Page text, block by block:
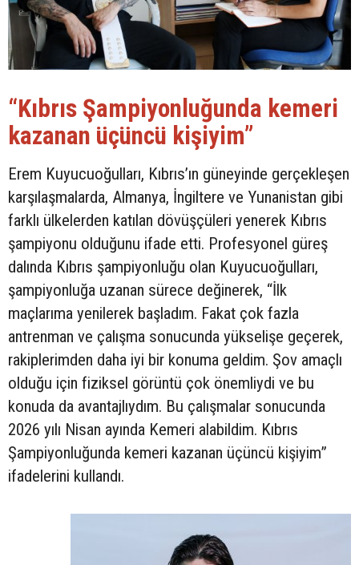
“Kıbrıs Şampiyonluğunda kemeri
kazanan üçüncü kişiyim”
Erem Kuyucuoğulları, Kıbrıs’ın güneyinde gerçekleşen
karşılaşmalarda, Almanya, İngiltere ve Yunanistan gibi
farklı ülkelerden katılan dövüşçüleri yenerek Kıbrıs
şampiyonu olduğunu ifade etti. Profesyonel güreş
dalında Kıbrıs şampiyonluğu olan Kuyucuoğulları,
şampiyonluğa uzanan sürece değinerek, “İlk
maçlarıma yenilerek başladım. Fakat çok fazla
antrenman ve çalışma sonucunda yükselişe geçerek,
rakiplerimden daha iyi bir konuma geldim. Şov amaçlı
olduğu için fiziksel görüntü çok önemliydi ve bu
konuda da avantajlıydım. Bu çalışmalar sonucunda
2026 yılı Nisan ayında Kemeri alabildim. Kıbrıs
Şampiyonluğunda kemeri kazanan üçüncü kişiyim”
ifadelerini kullandı.